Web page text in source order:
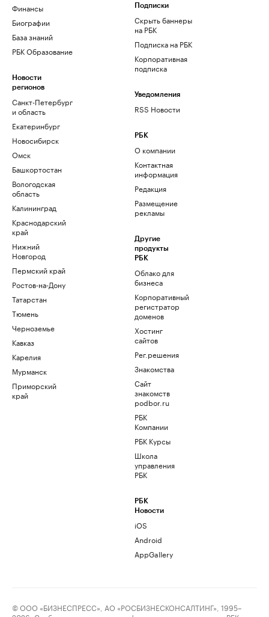
Финансы
Биографии
База знаний
РБК Образование
Новости
регионов
Санкт-Петербург
и область
Екатеринбург
Новосибирск
Омск
Башкортостан
Вологодская
область
Калининград
Краснодарский
край
Нижний
Новгород
Пермский край
Ростов-на-Дону
Татарстан
Тюмень
Черноземье
Кавказ
Карелия
Мурманск
Приморский
край
Подписки
Скрыть баннеры
на РБК
Подписка на РБК
Корпоративная
подписка
Уведомления
RSS Новости
РБК
О компании
Контактная
информация
Редакция
Размещение
рекламы
Другие
продукты
РБК
Облако для
бизнеса
Корпоративный
регистратор
доменов
Хостинг
сайтов
Рег.решения
Знакомства
Сайт
знакомств
podbor.ru
РБК
Компании
РБК Курсы
Школа
управления
РБК
РБК
Новости
iOS
Android
AppGallery
© ООО «БИЗНЕСПРЕСС», АО «РОСБИЗНЕСКОНСАЛТИНГ», 1995–